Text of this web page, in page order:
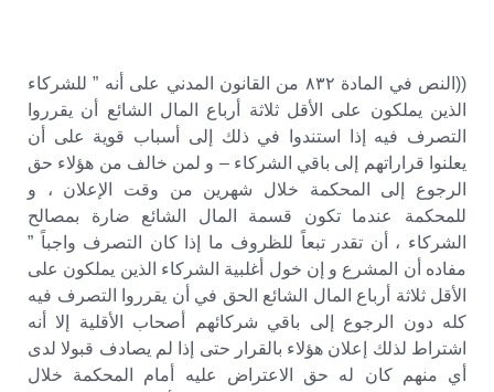
((النص في المادة ٨٣٢ من القانون المدني على أنه ” للشركاء
الذين يملكون على الأقل ثلاثة أرباع المال الشائع أن يقرروا
التصرف فيه إذا استندوا في ذلك إلى أسباب قوية على أن
يعلنوا قراراتهم إلى باقي الشركاء – و لمن خالف من هؤلاء حق
الرجوع إلى المحكمة خلال شهرين من وقت الإعلان ، و
للمحكمة عندما تكون قسمة المال الشائع ضارة بمصالح
الشركاء ، أن تقدر تبعاً للظروف ما إذا كان التصرف واجباً ”
مفاده أن المشرع و إن خول أغلبية الشركاء الذين يملكون على
الأقل ثلاثة أرباع المال الشائع الحق في أن يقرروا التصرف فيه
كله دون الرجوع إلى باقي شركائهم أصحاب الأقلية إلا أنه
اشتراط لذلك إعلان هؤلاء بالقرار حتى إذا لم يصادف قبولا لدى
أي منهم كان له حق الاعتراض عليه أمام المحكمة خلال